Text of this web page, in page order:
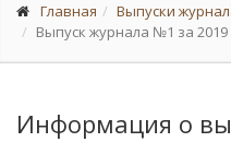
Главная
Выпуски
Выпуск журнала №1 за 2019
Информация о